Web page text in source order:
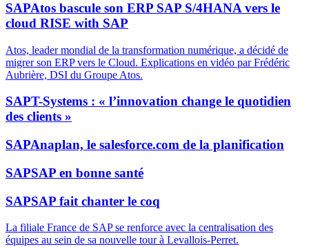
SAPAtos bascule son ERP SAP S/4HANA vers le
cloud RISE with SAP
Atos, leader mondial de la transformation numérique, a décidé de
migrer son ERP vers le Cloud. Explications en vidéo par Frédéric
Aubrière, DSI du Groupe Atos.
SAPT-Systems : « l’innovation change le quotidien
des clients »
SAPAnaplan, le salesforce.com de la planification
SAPSAP en bonne santé
SAPSAP fait chanter le coq
La filiale France de SAP se renforce avec la centralisation des
équipes au sein de sa nouvelle tour à Levallois-Perret.